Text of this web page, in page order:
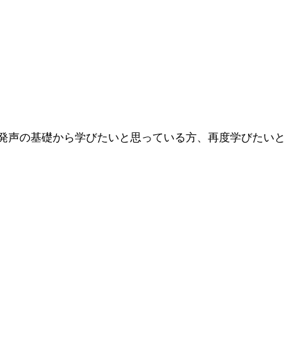
の基礎から学びたいと思っている方、再度学びたいと